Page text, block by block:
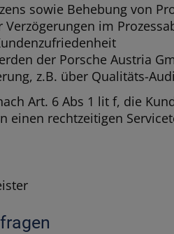
sowie Behebung von
im
der Porsche Austria
z.B. über Qualitäts-
Art. 6 Abs 1 lit f, die
einen rechtzeitigen